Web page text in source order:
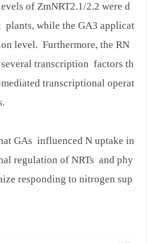
of ZmNRT2.1/2.2 were d
plants, while the GA3 applicat
level. Furthermore, the RN
transcription factors th
transcriptional operat
GAs influenced N uptake in
regulation of NRTs and phy
responding to nitrogen sup